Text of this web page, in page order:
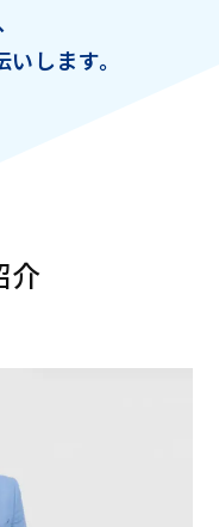
します。
介